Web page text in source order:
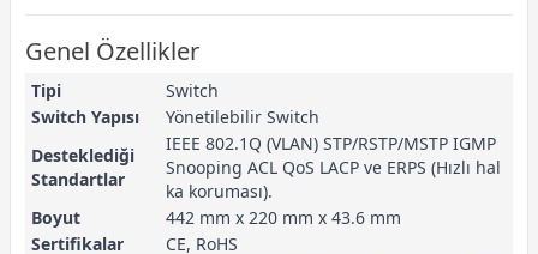
Genel Özellikler
Tipi
Switch
Switch Yapısı
Yönetilebilir Switch
Desteklediği
Standartlar
IEEE 802.1Q (VLAN) STP/RSTP/MSTP IGMP
Snooping ACL QoS LACP ve ERPS (Hızlı hal
ka koruması).
Boyut
442 mm x 220 mm x 43.6 mm
Sertifikalar
CE, RoHS